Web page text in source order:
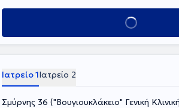
Κλείσε ραντεβού
Ιατρείο 1Ιατρείο 2
Σμύρνης 36 ("Βουγιουκλάκειο" Γενική